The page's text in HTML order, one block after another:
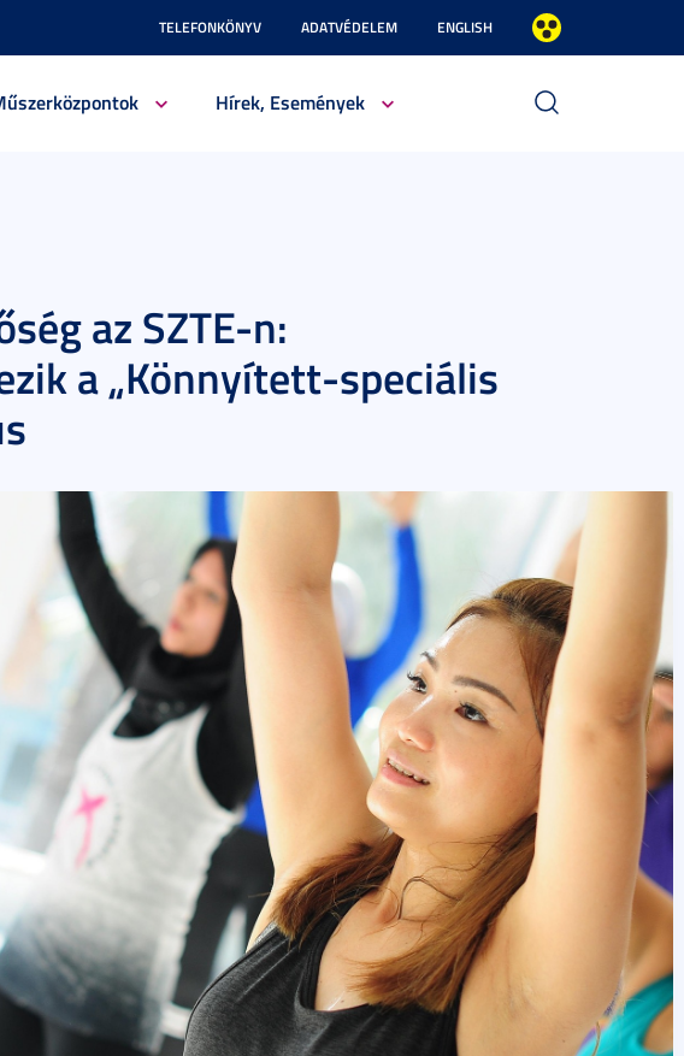
TELEFONKÖNYV ADATVÉDELEM ENGLISH
Hírek, Események
az SZTE-n:
a „Könnyített-speciális